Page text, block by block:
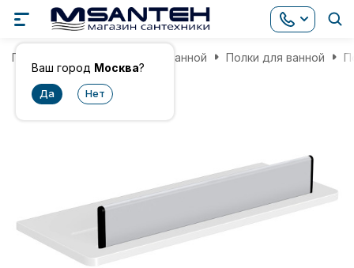
Ваш город Москва?
Главная Аксессуары для ванной Полки для ванной